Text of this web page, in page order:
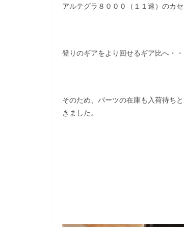
アルテグラ８０００（１１速）のカ
登りのギアをより回せるギア比へ・
そのため、パーツの在庫も入荷待ち
きました。